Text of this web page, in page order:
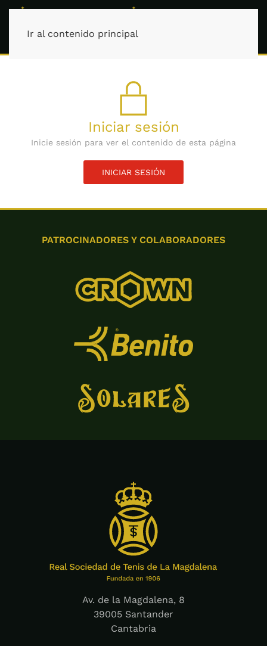
Ir al contenido principal
Iniciar sesión
Inicie sesión para ver el contenido de esta página
INICIAR SESIÓN
PATROCINADORES Y COLABORADORES
Av. de la Magdalena, 8
39005 Santander
Cantabria